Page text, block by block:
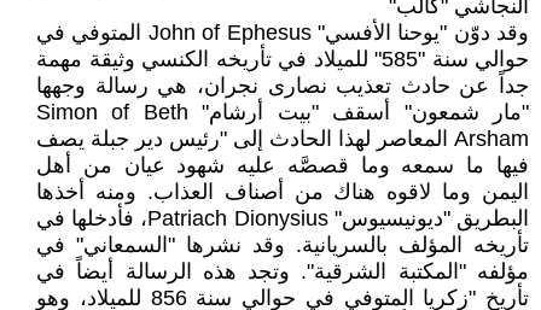
النجاشي "كالب"
وقد دوّن "يوحنا الأفسي" John of Ephesus المتوفي في
حوالي سنة "585" للميلاد في تأريخه الكنسي وثيقة مهمة
جداً عن حادث تعذيب نصارى نجران، هي رسالة وجهها
"مار شمعون" أسقف "بيت أرشام" Simon of Beth
Arsham المعاصر لهذا الحادث إلى "رئيس دير جبلة يصف
فيها ما سمعه وما قصصَّه عليه شهود عيان من أهل
اليمن وما لاقوه هناك من أصناف العذاب. ومنه أخذها
البطريق "ديونيسيوس" Patriach Dionysius، فأدخلها في
تأريخه المؤلف بالسريانية. وقد نشرها "السمعاني" في
مؤلفه "المكتبة الشرقية". وتجد هذه الرسالة أيضاً في
تأريخ "زكريا المتوفي في حوالي سنة 856 للميلاد، وهو